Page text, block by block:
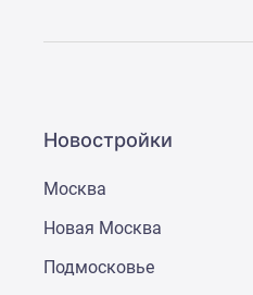
Новостройки
Москва
Новая Москва
Подмосковье